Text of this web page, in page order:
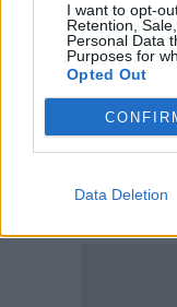
I want to opt-
Retention,
Personal Data
Purposes for
Opted Out
Data Deletion
Condividi
Scegli